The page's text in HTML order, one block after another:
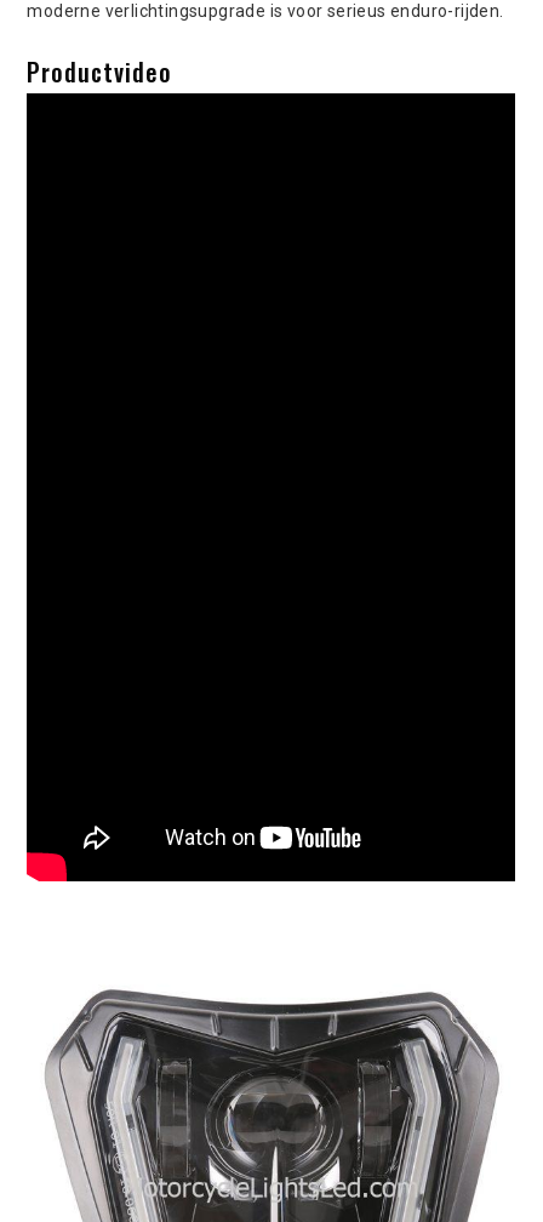
moderne verlichtingsupgrade is voor serieus enduro-rijden.
Productvideo